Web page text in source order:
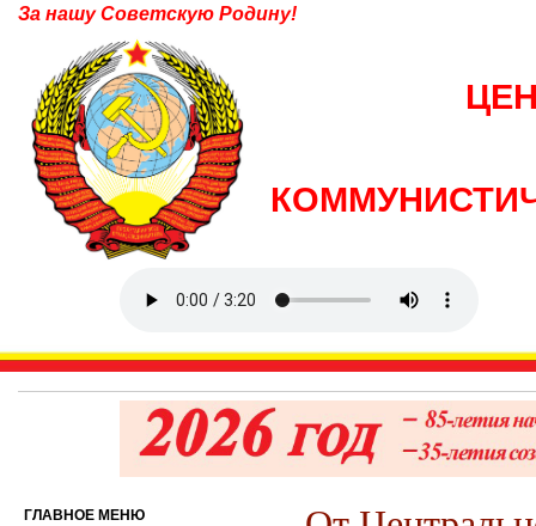
За нашу Советскую Родину!
ГЛАВНОЕ МЕНЮ